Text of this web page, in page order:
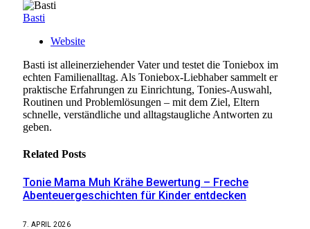
Basti
Website
Basti ist alleinerziehender Vater und testet die Toniebox im
echten Familienalltag. Als Toniebox-Liebhaber sammelt er
praktische Erfahrungen zu Einrichtung, Tonies-Auswahl,
Routinen und Problemlösungen – mit dem Ziel, Eltern
schnelle, verständliche und alltagstaugliche Antworten zu
geben.
Related Posts
Tonie Mama Muh Krähe Bewertung – Freche
Abenteuergeschichten für Kinder entdecken
7. APRIL 2026